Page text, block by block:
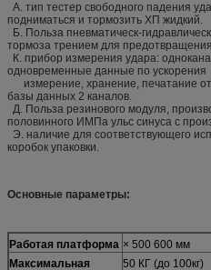
А. тип тестер свободного падения
подниматься и тормозить ХП жидкий.
Б. Польза пневматическ-
тормоза трением для
К. прибор измерения удара:
одновременные данные по ускорения
измерение, хранение, печатание
базы данных 2 каналов.
Д. Польза резинового модуля,
половинного ИМПа ульс синуса с
Э. наличие для соответствующего
коробок упаковки.
Основные параметры:
Работая платформа × 500 600 мм
Максимальная
50 КГ (до 100кг)